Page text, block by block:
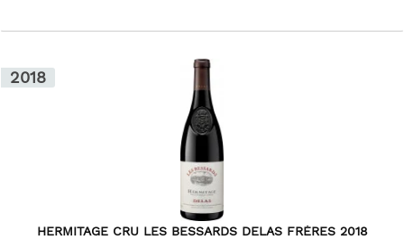
2018
HERMITAGE CRU LES BESSARDS DELAS FRÈRES 2018